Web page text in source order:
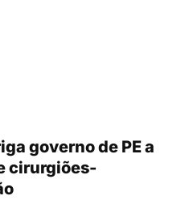
governo de PE a
cirurgiões-